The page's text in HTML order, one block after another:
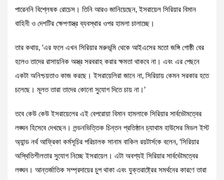
পারেননি বিশ্লেষক রোচেস। তিনি আরও জানিয়েছেন, ইসরায়েল সিরিয়ার বিমান
বাহিনী ও দেশটির ক্ষেপণাস্ত্র ব্যবস্থার ওপর হামলা চালাচ্ছে।
তার কথায়, ‘এর ফলে এখন সিরিয়ার মরুভূমি থেকে আইএসের মতো জঙ্গি গোষ্ঠী বের
হলেও তাদের রাসায়নিক অস্ত্র সরবরাহ করার ক্ষমতা থাকবে না। এবং এর পেছনে
একটা অনিশ্চয়তাও কাজ করছে। ইসরায়েলিরা জানে না, সিরিয়ায় কেমন সরকার হতে
চলেছে। মূলত তারা তাদের কোনো সুযোগ দিতে চায় না।’
তবে কেউ কেউ ইসরায়েলের এই বেপরোয়া বিমান হামলাকে সিরিয়ার সার্বভৌমত্বের
লঙ্ঘন হিসেবে দেখছেন। লন্ডনভিত্তিক চিন্তন প্রতিষ্ঠান চ্যাথাম হাউসের মিডল ইস্ট
অ্যান্ড নর্থ আফ্রিকা কর্মসূচির পরিচালক সানাম বাকিল রয়টার্সকে বলেন, ‘সিরিয়ার
অস্থিতিশীলতার সুযোগ নিচ্ছে ইসরায়েল। এটা অবশ্যই সিরিয়ার সার্বভৌমত্বের
লঙ্ঘন। আন্তর্জাতিক সম্প্রদায়ের চুপ থাকা এবং যুক্তরাষ্ট্রের সমর্থনের কারণে তারা